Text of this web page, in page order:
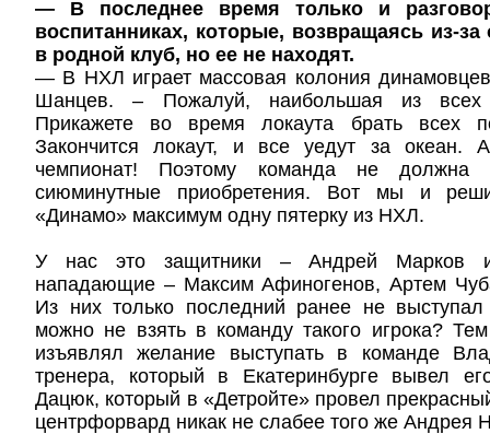
— В последнее время только и
воспитанниках, которые, возвращаясь из-за
в родной клуб, но ее не находят.
— В НХЛ играет массовая колония
Шанцев. – Пожалуй, наибольшая из всех
Прикажете во время локаута брать всех
Закончится локаут, и все уедут за океан.
чемпионат! Поэтому команда не должна
сиюминутные приобретения. Вот мы и
«Динамо» максимум одну пятерку из НХЛ.
У нас это защитники – Андрей Марков
нападающие – Максим Афиногенов, Артем
Из них только последний ранее не
можно не взять в команду такого игрока?
изъявлял желание выступать в команде
тренера, который в Екатеринбурге вывел
Дацюк, который в «Детройте» провел
центрфорвард никак не слабее того же Андрея